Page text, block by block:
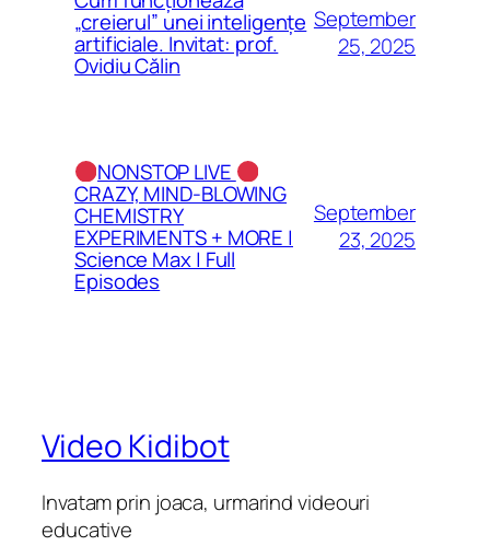
„creierul” unei inteligențe
artificiale. Invitat: prof.
Ovidiu Călin
September
25, 2025
NONSTOP LIVE
CRAZY, MIND-BLOWING
CHEMISTRY
EXPERIMENTS + MORE |
Science Max | Full
Episodes
September
23, 2025
Video Kidibot
Invatam prin joaca, urmarind videouri
educative